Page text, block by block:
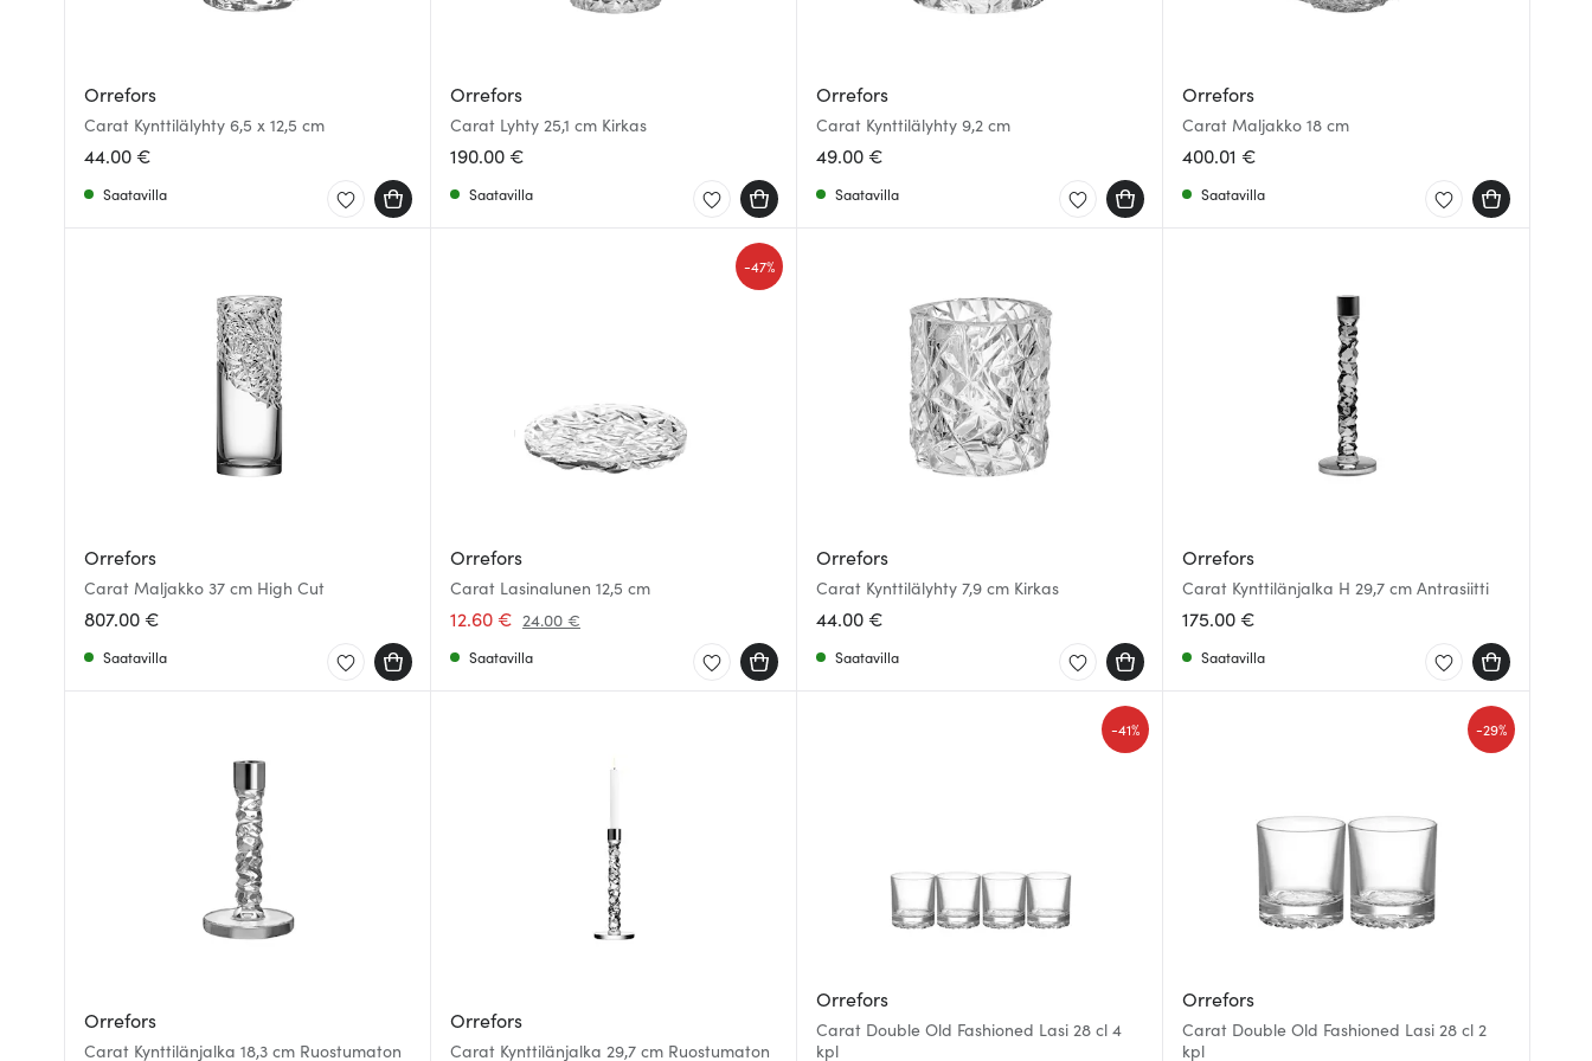
Orrefors
Carat Kynttilälyhty 6,5 x 12,5 cm
44.00 €
Saatavilla
Orrefors
Carat Lyhty 25,1 cm Kirkas
190.00 €
Saatavilla
Orrefors
Carat Kynttilälyhty 9,2 cm
49.00 €
Saatavilla
Orrefors
Carat Maljakko 18 cm
400.01 €
Saatavilla
Orrefors
Carat Maljakko 37 cm High Cut
807.00 €
Saatavilla
Orrefors
Carat Lasinalunen 12,5 cm
12.60 € 24.00 €
-47%
Saatavilla
Orrefors
Carat Kynttilälyhty 7,9 cm Kirkas
44.00 €
Saatavilla
Orrefors
Carat Kynttilänjalka H 29,7 cm Antrasiitti
175.00 €
Saatavilla
Orrefors
Carat Kynttilänjalka 18,3 cm Ruostumaton
Orrefors
Carat Kynttilänjalka 29,7 cm Ruostumaton
Orrefors
Carat Double Old Fashioned Lasi 28 cl 4
kpl
-41%
Orrefors
Carat Double Old Fashioned Lasi 28 cl 2
kpl
-29%